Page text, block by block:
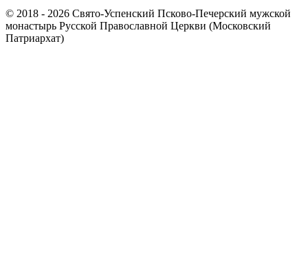
© 2018 - 2026 Свято-Успенский Псково-Печерский мужской
монастырь Русской Православной Церкви (Московский
Патриархат)